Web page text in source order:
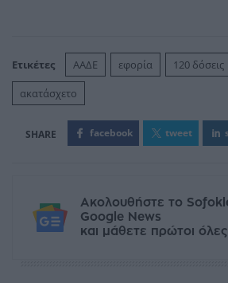
Ετικέτες ΑΑΔΕ εφορία 120 δόσεις
ακατάσχετο
facebook tweet
Ακολουθήστε το
Google News
και μάθετε πρώτοι όλες